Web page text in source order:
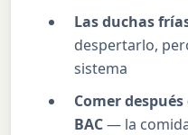
Las duchas
despertarlo,
sistema
Comer
BAC— la